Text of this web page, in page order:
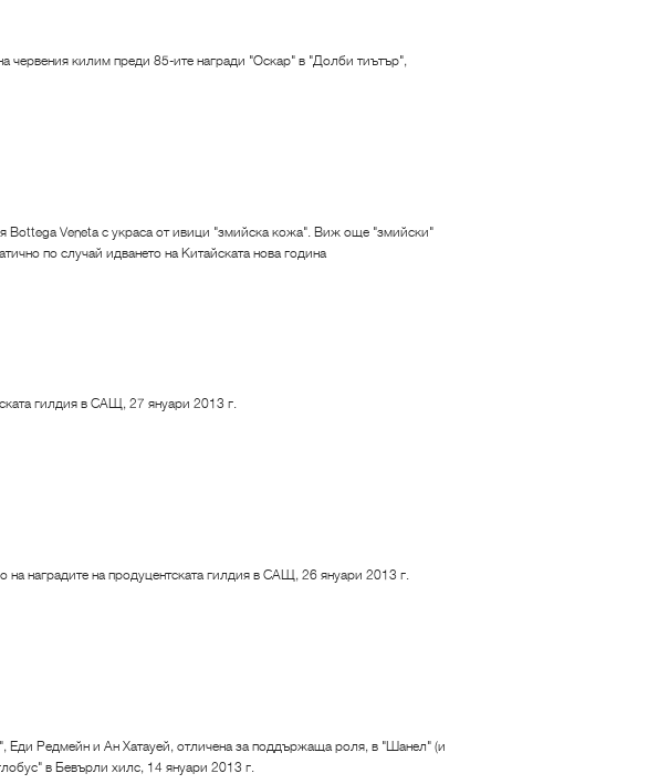
червения килим преди 85-ите награди "Оскар" в "Долби тиътър",
Veneta с украса от ивици "змийска кожа". Виж още "змийски"
по случай идването на Китайската нова година
гилдия в САЩ, 27 януари 2013 г.
наградите на продуцентската гилдия в САЩ, 26 януари 2013 г.
Редмейн и Ан Хатауей, отличена за поддържаща роля, в "Шанел" (и
в Бевърли хилс, 14 януари 2013 г.